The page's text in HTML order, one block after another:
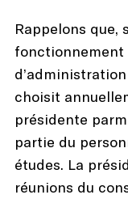
Rappelons que,
fonctionnement
choisit
présidente
partie du
études. La
réunions du